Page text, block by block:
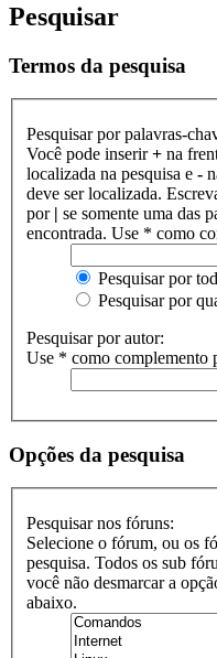
Pesquisar
Termos da pesquisa
Pesquisar por palavras-
Você pode inserir+ na
localizada na pesquisa e -
deve ser localizada.
por | se somente uma das
encontrada. Use * como
Pesquisar por
Pesquisar por
Pesquisar por autor:
Use * como complemento
Opções da pesquisa
Pesquisar nos fóruns:
Selecione o fórum, ou os
pesquisa. Todos os sub
você não desmarcar a
abaixo.